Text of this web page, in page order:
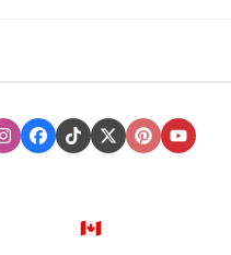
InstagramFacebook
TikTokXTwitter
PinterestYoutube
🇨🇦